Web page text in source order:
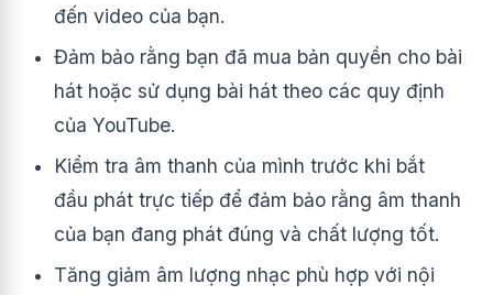
đến video của bạn.
Đảm bảo rằng bạn đã mua bản quyền cho bài
hát hoặc sử dụng bài hát theo các quy định
của YouTube.
Kiểm tra âm thanh của mình trước khi bắt
đầu phát trực tiếp để đảm bảo rằng âm thanh
của bạn đang phát đúng và chất lượng tốt.
Tăng giảm âm lượng nhạc phù hợp với nội